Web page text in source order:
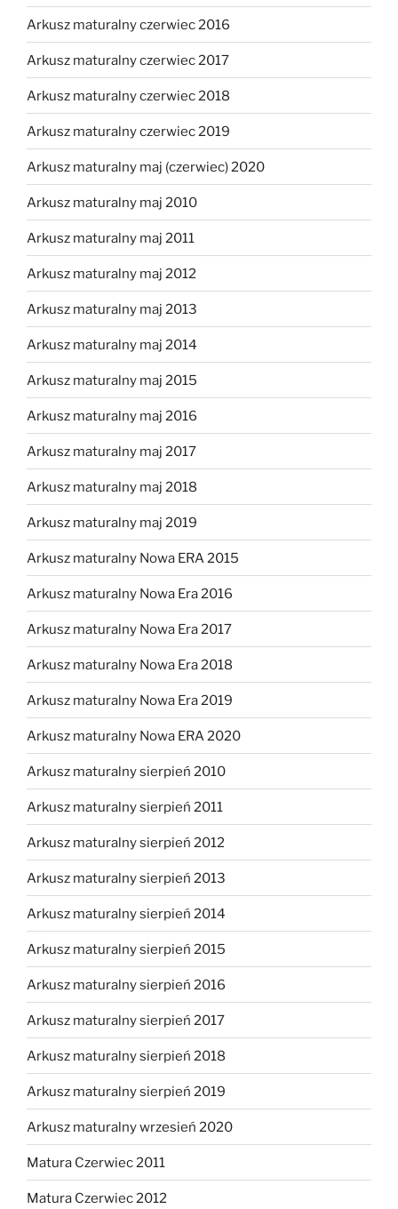
Arkusz maturalny czerwiec 2016
Arkusz maturalny czerwiec 2017
Arkusz maturalny czerwiec 2018
Arkusz maturalny czerwiec 2019
Arkusz maturalny maj (czerwiec) 2020
Arkusz maturalny maj 2010
Arkusz maturalny maj 2011
Arkusz maturalny maj 2012
Arkusz maturalny maj 2013
Arkusz maturalny maj 2014
Arkusz maturalny maj 2015
Arkusz maturalny maj 2016
Arkusz maturalny maj 2017
Arkusz maturalny maj 2018
Arkusz maturalny maj 2019
Arkusz maturalny Nowa ERA 2015
Arkusz maturalny Nowa Era 2016
Arkusz maturalny Nowa Era 2017
Arkusz maturalny Nowa Era 2018
Arkusz maturalny Nowa Era 2019
Arkusz maturalny Nowa ERA 2020
Arkusz maturalny sierpień 2010
Arkusz maturalny sierpień 2011
Arkusz maturalny sierpień 2012
Arkusz maturalny sierpień 2013
Arkusz maturalny sierpień 2014
Arkusz maturalny sierpień 2015
Arkusz maturalny sierpień 2016
Arkusz maturalny sierpień 2017
Arkusz maturalny sierpień 2018
Arkusz maturalny sierpień 2019
Arkusz maturalny wrzesień 2020
Matura Czerwiec 2011
Matura Czerwiec 2012